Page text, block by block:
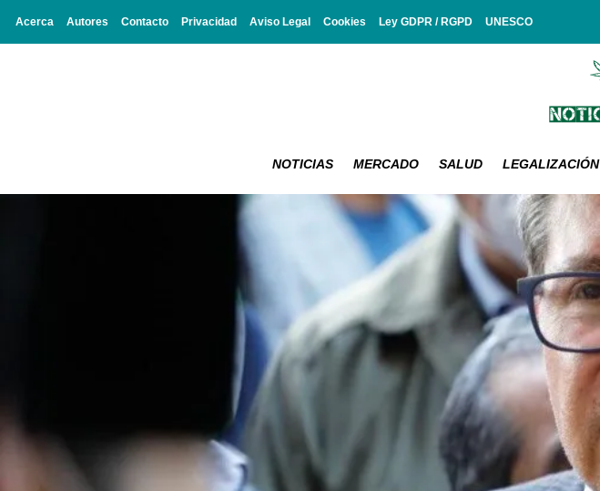
Acerca Autores Contacto Privacidad Aviso Legal Cookies Ley GDPR / RGPD UNESCO
NOTICIAS MERCADO SALUD LEGALIZACIÓN